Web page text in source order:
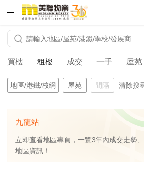
HKD ft²
買樓 租樓 成交 一手 屋苑
地區/港鐵/校網 屋苑 間隔 清除搜
九龍站
立即查看地區專頁，一覽3年內成交走勢
地區資訊！